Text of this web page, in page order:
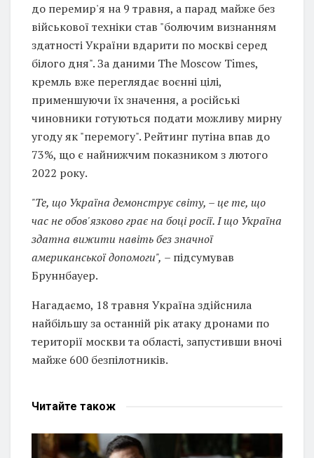
до перемир'я на 9 травня, а парад майже без
військової техніки став "болючим визнанням
здатності України вдарити по москві серед
білого дня". За даними The Moscow Times,
кремль вже переглядає воєнні цілі,
применшуючи їх значення, а російські
чиновники готуються подати можливу мирну
угоду як "перемогу". Рейтинг путіна впав до
73%, що є найнижчим показником з лютого
2022 року.
"Те, що Україна демонструє світу, – це те, що
час не обов'язково грає на боці росії. І що Україна
здатна вижити навіть без значної
американської допомоги", – підсумував
Бруннбауер.
Нагадаємо, 18 травня Україна здійснила
найбільшу за останній рік атаку дронами по
території москви та області, запустивши вночі
майже 600 безпілотників.
Читайте також